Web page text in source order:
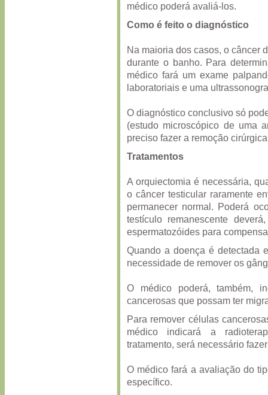
médico poderá avaliá-los.
Como é feito o diagnóstico
Na maioria dos casos, o câncer
durante o banho. Para
médico fará um exame
laboratoriais e uma
O diagnóstico conclusivo só
(estudo microscópico de uma
preciso fazer a remoção
Tratamentos
A orquiectomia é necessária,
o câncer testicular raramente
permanecer normal. Poderá
testículo remanescente
espermatozóides para
Quando a doença é detectada
necessidade de remover os
O médico poderá, também,
cancerosas que possam ter
Para remover células
médico indicará a
tratamento, será necessário
O médico fará a avaliação do
específico.